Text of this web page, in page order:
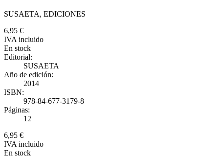
SUSAETA, EDICIONES
6,95 €
IVA incluido
En stock
Editorial:
SUSAETA
Año de edición:
2014
ISBN:
978-84-677-3179-8
Páginas:
12
6,95 €
IVA incluido
En stock